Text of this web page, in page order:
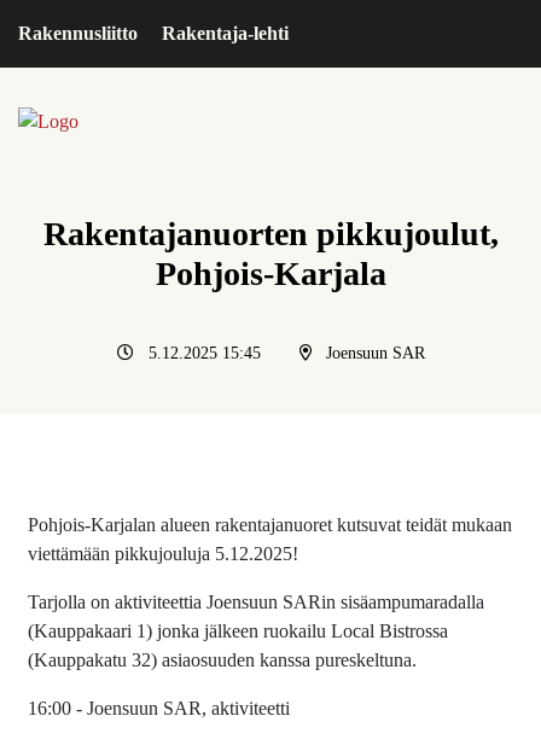
Rakennusliitto Rakentaja-lehti
Rakentajanuorten pikkujoulut,
Pohjois-Karjala
5.12.2025 15:45 Joensuun SAR
Pohjois-Karjalan alueen rakentajanuoret kutsuvat teidät mukaan
viettämään pikkujouluja 5.12.2025!
Tarjolla on aktiviteettia Joensuun SARin sisäampumaradalla
(Kauppakaari 1) jonka jälkeen ruokailu Local Bistrossa
(Kauppakatu 32) asiaosuuden kanssa pureskeltuna.
16:00 - Joensuun SAR, aktiviteetti